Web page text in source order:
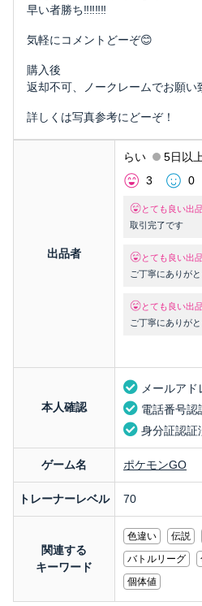
早い者勝ち‼️‼️‼️‼️
気軽にコメントどーぞ😊
購入後
返却不可、ノークレームでお願い
詳しくは写真参考にどーぞ！
出品者
らい
5日以
3
0
とても良い出
取引完了です
とても良い出
ご丁寧にありが
とても良い出
ご丁寧にありが
本人確認
メールア
電話番号認
身分証認証
ゲーム名 ポケモンGO
トレーナーレベル 70
関連する
キーワード
色違い 伝説
バトルリーグ
個体値